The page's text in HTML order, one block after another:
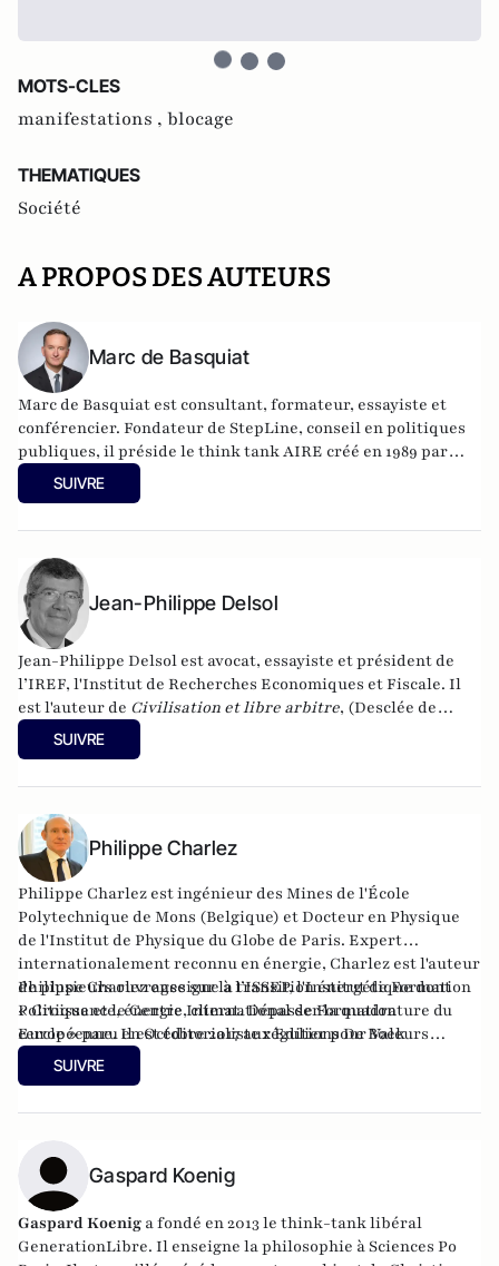
MOTS-CLES
manifestations , blocage
THEMATIQUES
Société
A PROPOS DES AUTEURS
Marc de Basquiat
Marc de Basquiat est consultant, formateur, essayiste et
conférencier. Fondateur de StepLine, conseil en politiques
publiques, il préside le think tank AIRE créé en 1989 par
Henri Guitton
et intervient comme expert GenerationLibre.
Il est diplômé de Centrale-Supélec, d'ESCP Europe et
de L'Observatoire.
SUIVRE
Jean-Philippe Delsol
Jean-Philippe Delsol est avocat, essayiste et président de
l’IREF, l'Institut de Recherches Economiques et Fiscale. Il
est l'auteur de Civilisation et libre arbitre, (Desclée de
Brouwer, 2022).
SUIVRE
Philippe Charlez
Philippe Charlez est ingénieur des Mines de l'École
Polytechnique de Mons (Belgique) et Docteur en Physique
de l'Institut de Physique du Globe de Paris. Expert
internationalement reconnu en énergie, Charlez est l'auteur
de plusieurs ouvrages sur la transition énergétique dont
« Croissance, énergie, climat. Dépasser la quadrature du
cercle » paru en Octobre 2017 aux Editions De Boek
supérieur et « L’utopie de la croissance verte. Les lois de la
thermodynamique sociale » paru en octobre 2021 aux
Philippe Charlez enseigne à l’ISSEP, l'Institut de Formation
Politique et le Centre International de Formation
Européenne. Il est éditorialiste régulier pour Valeurs
Actuelles, , Atlantico, le Point, le Figaro et le JDD. Il
intervient régulièrement sur BFMTv, France TV info, Cnews,
SUIVRE
Gaspard Koenig
Gaspard Koenig a fondé en 2013 le think-tank libéral
GenerationLibre. Il enseigne la philosophie à Sciences Po